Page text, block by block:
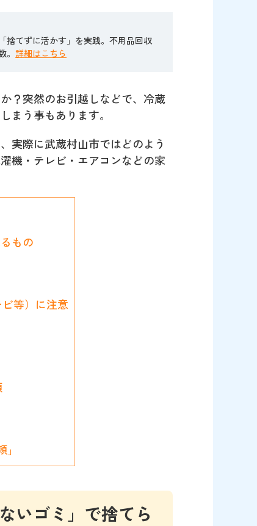
捨てずに活かす」を実践。不用品回収
詳細はこちら
？突然のお引越しなどで、冷蔵
まう事もあります。
実際に武蔵村山市ではどのよう
機・テレビ・エアコンなどの家
もの
等）に注意
いゴミ」で捨てら